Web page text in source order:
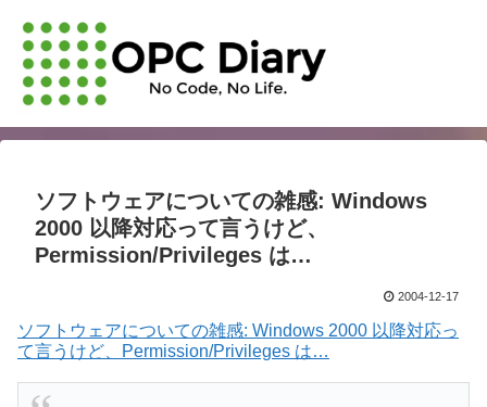
ソフトウェアについての雑感: Windows
2000 以降対応って言うけど、
Permission/Privileges は…
2004-12-17
ソフトウェアについての雑感: Windows 2000 以降対応っ
て言うけど、Permission/Privileges は…